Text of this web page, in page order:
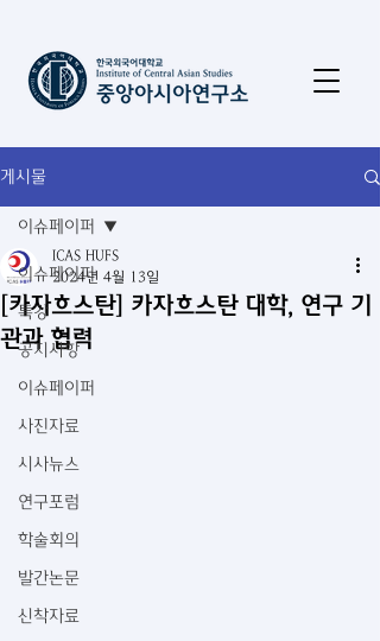
게시물
이슈페이퍼
특강
공지사항
이슈페이퍼
사진자료
시사뉴스
연구포럼
학술회의
발간논문
신착자료
이슈페이퍼
[카자흐스탄] 카자흐스탄 대학, 연구 기
관과 협력
ICAS HUFS
2024년 4월 13일